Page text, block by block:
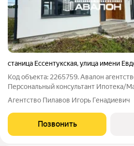
станица Ессентукская,улица имени
Код объекта: 2265759. Авалон
Персональный консультант Ипотека/
ипотека Юр. Сопровождение Ипотека 6% Земельный участок
в собственности. Центральные
центральная канализация.
Агентство Пилавов Игорь Генадиевич
Позвонить